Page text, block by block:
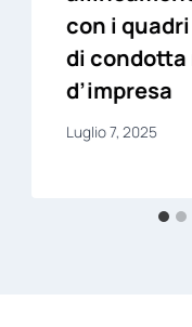
con i
di
d’impresa
Luglio 7, 2025